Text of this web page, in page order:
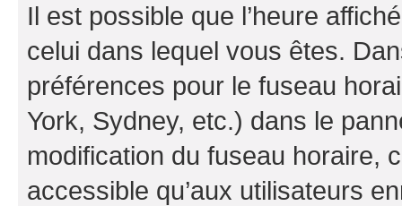
Il est possible que l’heure
celui dans lequel vous êtes.
préférences pour le fuseau
York, Sydney, etc.) dans le
modification du fuseau horaire,
accessible qu’aux utilisateurs